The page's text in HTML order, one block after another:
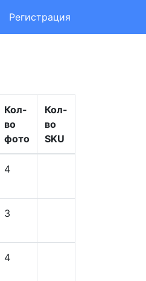
Регистрация
Кол-
во
фото
Кол-
во
SKU
4
3
4